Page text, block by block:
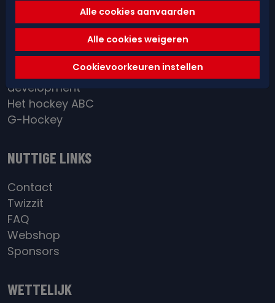
arbitrage
Red&Blue Academy
District / BeGold
development
Het hockey ABC
G-Hockey
NUTTIGE LINKS
Contact
Twizzit
FAQ
Webshop
Sponsors
WETTELIJK
Alle cookies aanvaarden
Alle cookies weigeren
Cookievoorkeuren instellen